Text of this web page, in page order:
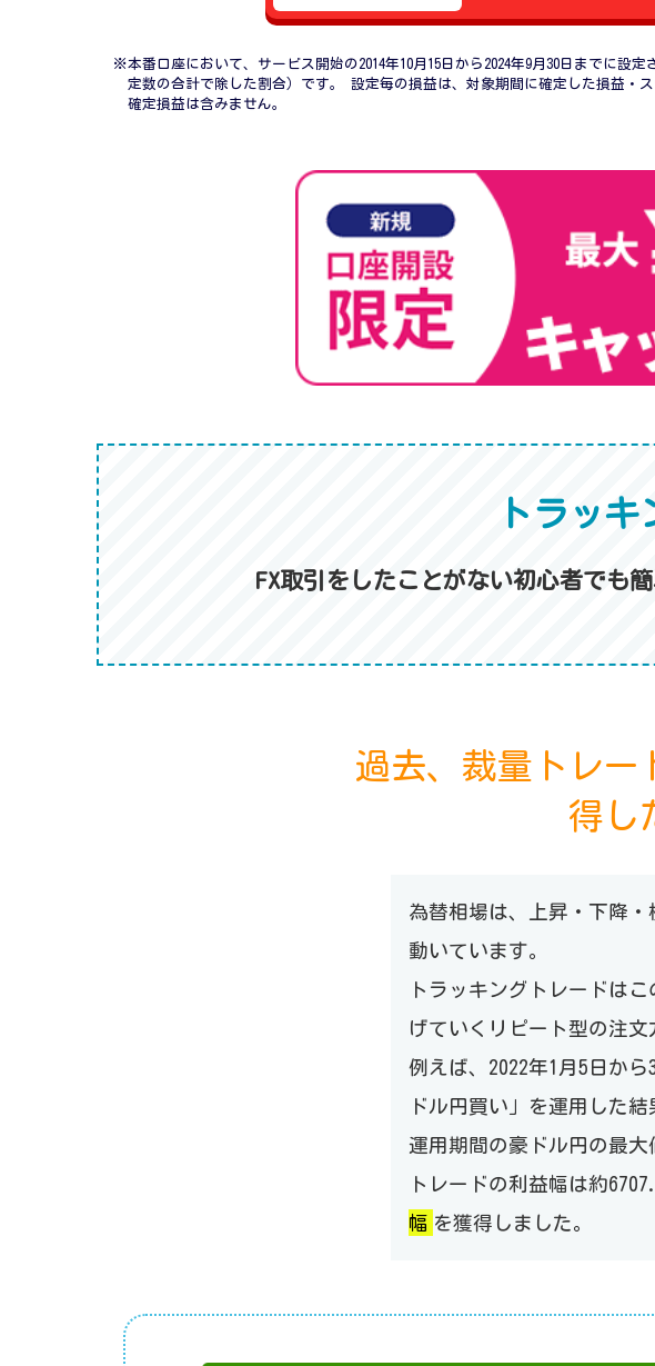
※本番口座において、サービス開始の2014年10月15日から2024年9月30日までに設
定数の合計で除した割合）です。 設定毎の損益は、対象期間に確定した損益・
確定損益は含みません。
トラッ
FX取引をしたことがない初心者でも
過去、裁量トレー
得し
為替相場は、上昇・下降・
動いています。
トラッキングトレードはこ
げていくリピート型の注文
例えば、2022年1月5日か
ドル円買い」を運用した
運用期間の豪ドル円の最
トレードの利益幅は約
幅 を獲得しました。